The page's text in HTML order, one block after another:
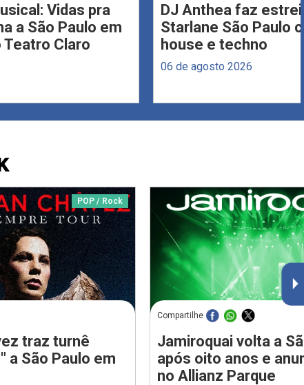
Vidas pra
a São Paulo em
Claro
DJ Anthea faz
Starlane São Paulo
house e techno
06 de agosto 2026
POP / Rock
traz turnê
a São Paulo em
Compartilhe
Jamiroquai volta a
após oito anos e
no Allianz Parque